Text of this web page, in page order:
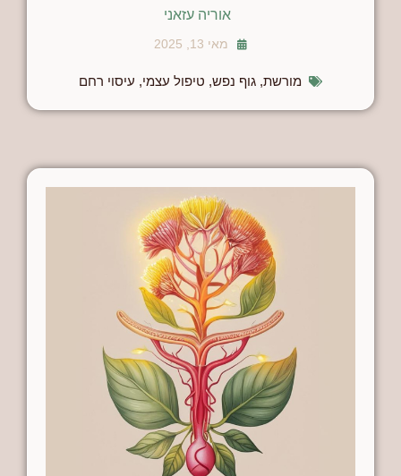
אוריה עזאני
מאי 13, 2025
מורשת, גוף נפש, טיפול עצמי, עיסוי רחם